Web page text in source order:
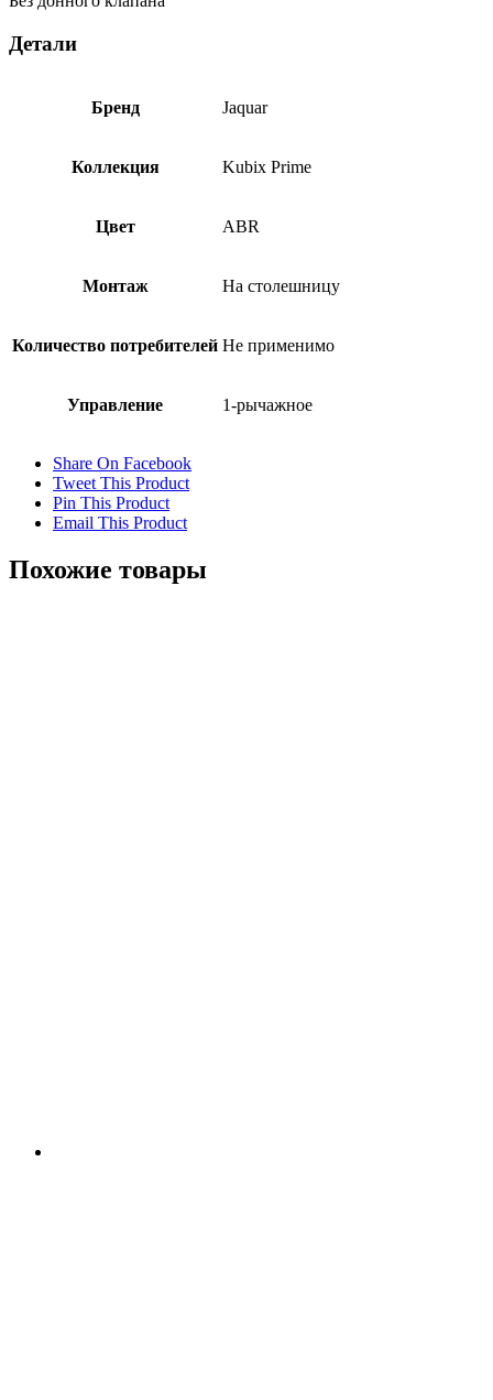
Детали
Бренд Jaquar
Коллекция Kubix Prime
Цвет ABR
Монтаж На столешницу
Количество потребителей Не применимо
Управление 1-рычажное
Share On Facebook
Tweet This Product
Pin This Product
Email This Product
Похожие товары